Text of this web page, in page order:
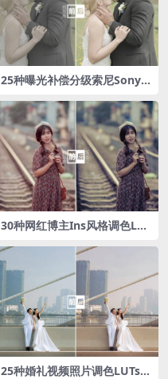
25种曝光补偿分级索尼Sony S
30种网红博主Ins风格调色LU
25种婚礼视频照片调色LUTs